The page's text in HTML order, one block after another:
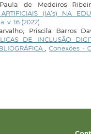
de Medeiros
(IA’s) NA
v. 16 (2022)
Priscila Barros
DE INCLUSÃO
,Conexões -